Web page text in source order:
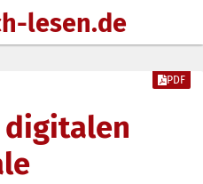
lesen.de
digitalen
PDF